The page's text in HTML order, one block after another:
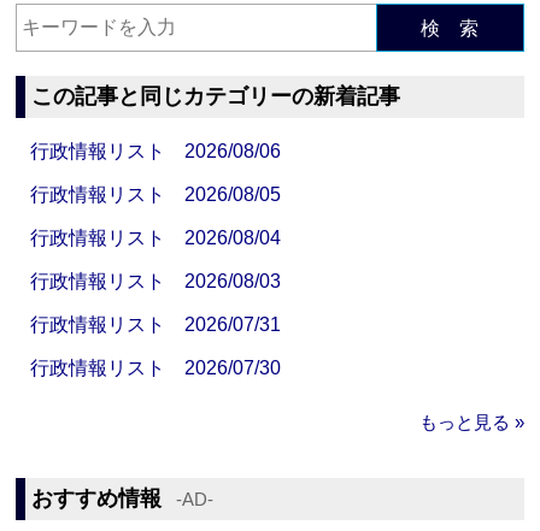
検 索
この記事と同じカテゴリーの新着記事
行政情報リスト 2026/08/06
行政情報リスト 2026/08/05
行政情報リスト 2026/08/04
行政情報リスト 2026/08/03
行政情報リスト 2026/07/31
行政情報リスト 2026/07/30
もっと見る »
おすすめ情報 ‐AD‐